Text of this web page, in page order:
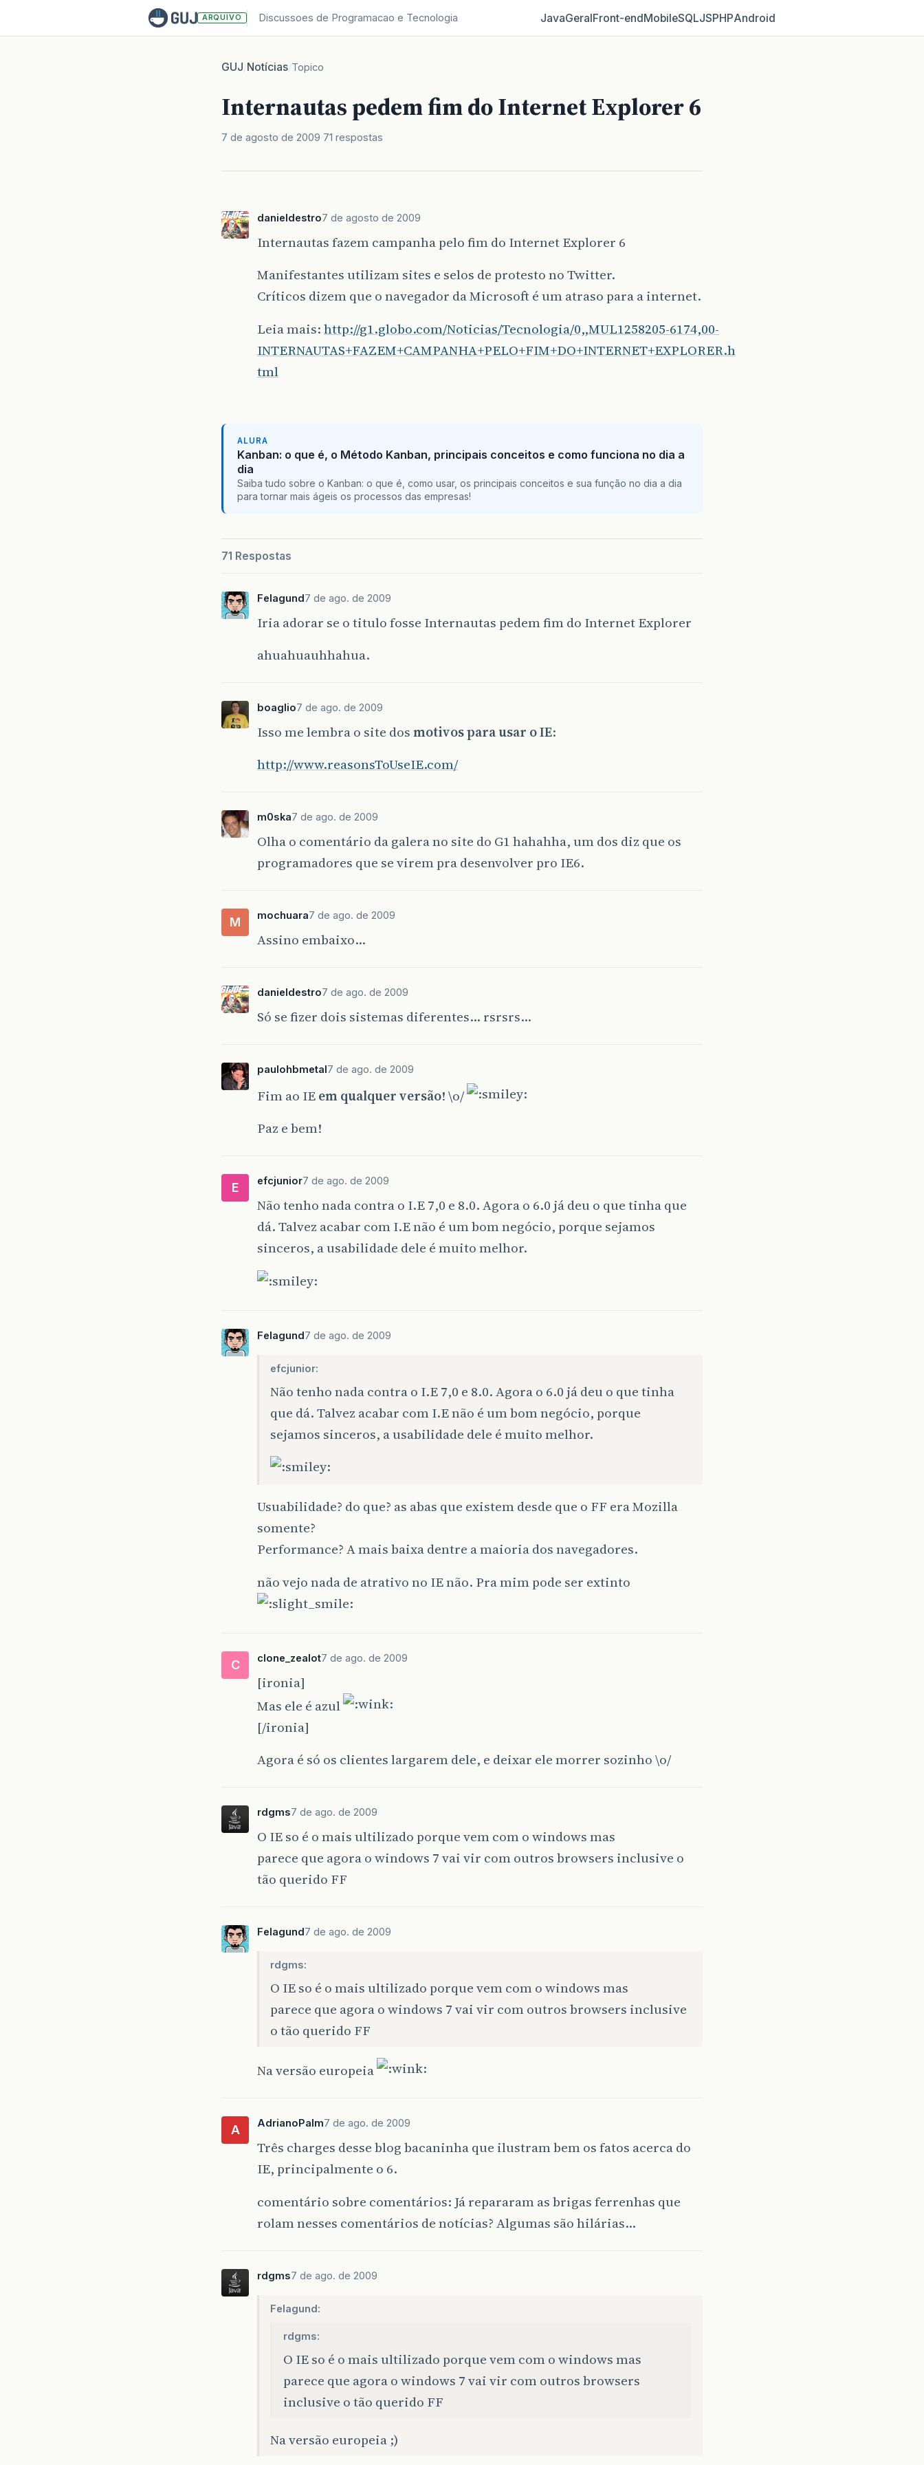
ARQUIVO Discussoes de Programacao e Tecnologia JavaGeralFront‑endMobileSQLJSPHPAndroid
GUJ/Notícias/Topico
Internautas pedem fim do Internet Explorer 6
7 de agosto de 2009 71 respostas
danieldestro7 de agosto de 2009
Internautas fazem campanha pelo fim do Internet Explorer 6
Manifestantes utilizam sites e selos de protesto no Twitter.
Críticos dizem que o navegador da Microsoft é um atraso para a internet.
Leia mais:http://g1.globo.com/Noticias/Tecnologia/0,,MUL1258205-6174,00-
INTERNAUTAS+FAZEM+CAMPANHA+PELO+FIM+DO+INTERNET+EXPLORER.h
tml
ALURA
Kanban: o que é, o Método Kanban, principais conceitos e como funciona no dia a
dia
Saiba tudo sobre o Kanban: o que é, como usar, os principais conceitos e sua função no dia a dia
para tornar mais ágeis os processos das empresas!
71 Respostas
Felagund7 de ago. de 2009
Iria adorar se o titulo fosse Internautas pedem fim do Internet Explorer
ahuahuauhhahua.
boaglio7 de ago. de 2009
Isso me lembra o site dosmotivos para usar o IE:
http://www.reasonsToUseIE.com/
m0ska7 de ago. de 2009
Olha o comentário da galera no site do G1 hahahha, um dos diz que os
programadores que se virem pra desenvolver pro IE6.
M mochuara7 de ago. de 2009
Assino embaixo…
danieldestro7 de ago. de 2009
Só se fizer dois sistemas diferentes… rsrsrs…
paulohbmetal7 de ago. de 2009
Fim ao IEem qualquer versão! \o/
Paz e bem!
E efcjunior7 de ago. de 2009
Não tenho nada contra o I.E 7,0 e 8.0. Agora o 6.0 já deu o que tinha que
dá. Talvez acabar com I.E não é um bom negócio, porque sejamos
sinceros, a usabilidade dele é muito melhor.
Felagund7 de ago. de 2009
efcjunior:
Não tenho nada contra o I.E 7,0 e 8.0. Agora o 6.0 já deu o que tinha
que dá. Talvez acabar com I.E não é um bom negócio, porque
sejamos sinceros, a usabilidade dele é muito melhor.
Usuabilidade? do que? as abas que existem desde que o FF era Mozilla
somente?
Performance? A mais baixa dentre a maioria dos navegadores.
não vejo nada de atrativo no IE não. Pra mim pode ser extinto
C clone_zealot7 de ago. de 2009
[ironia]
Mas ele é azul
[/ironia]
Agora é só os clientes largarem dele, e deixar ele morrer sozinho \o/
rdgms7 de ago. de 2009
O IE so é o mais ultilizado porque vem com o windows mas
parece que agora o windows 7 vai vir com outros browsers inclusive o
tão querido FF
Felagund7 de ago. de 2009
rdgms:
O IE so é o mais ultilizado porque vem com o windows mas
parece que agora o windows 7 vai vir com outros browsers inclusive
o tão querido FF
Na versão europeia
A AdrianoPalm7 de ago. de 2009
Três charges desse blog bacaninha que ilustram bem os fatos acerca do
IE, principalmente o 6.
comentário sobre comentários: Já repararam as brigas ferrenhas que
rolam nesses comentários de notícias? Algumas são hilárias…
rdgms7 de ago. de 2009
Felagund:
rdgms:
O IE so é o mais ultilizado porque vem com o windows mas
parece que agora o windows 7 vai vir com outros browsers
inclusive o tão querido FF
Na versão europeia ;)